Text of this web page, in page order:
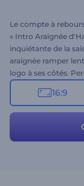
Le compte à
« Intro Araignée
inquiétante de la
araignée ramper
logo à ses côtés.
logo, votre slogan
invitations, les
d'Halloween.
16:9